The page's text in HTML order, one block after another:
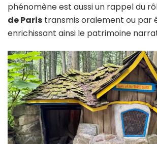
phénomène est aussi un rappel du
de Paris transmis oralement ou par
enrichissant ainsi le patrimoine